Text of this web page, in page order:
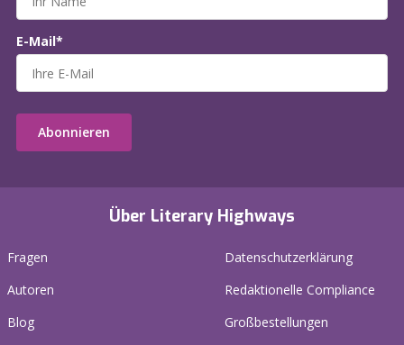
Über Literary Highways
Fragen
Autoren
Blog
Datenschutzerklärung
Redaktionelle Compliance
Großbestellungen
E-Mail*
Abonnieren